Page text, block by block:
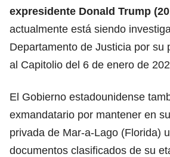
expresidente Donald Trump
actualmente está siendo
Departamento de Justicia por su
al Capitolio del 6 de enero de
El Gobierno estadounidense
exmandatario por mantener en
privada de Mar-a-Lago (Florida)
documentos clasificados de su